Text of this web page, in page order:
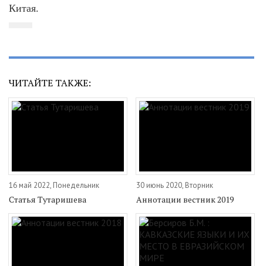
Китая.
ЧИТАЙТЕ ТАКЖЕ:
16 май 2022, Понедельник
Статья Тутаришева
30 июнь 2020, Вторник
Аннотации вестник 2019